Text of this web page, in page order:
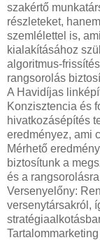
szakértő
részleteket,
szemlélettel is,
kialakításához
algoritmus-
rangsorolás
A Havidíjas
Konzisztencia és
hivatkozásépítés
eredményez, ami
Mérhető
biztosítunk a
és a
Versenyelőny:
versenytársakról,